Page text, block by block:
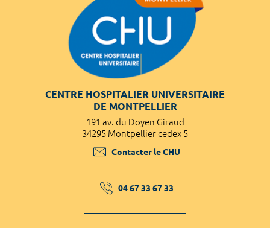
CENTRE HOSPITALIER UNIVERSITAIRE
DE MONTPELLIER
191 av. du Doyen Giraud
34295 Montpellier cedex 5
Contacter le CHU
04 67 33 67 33